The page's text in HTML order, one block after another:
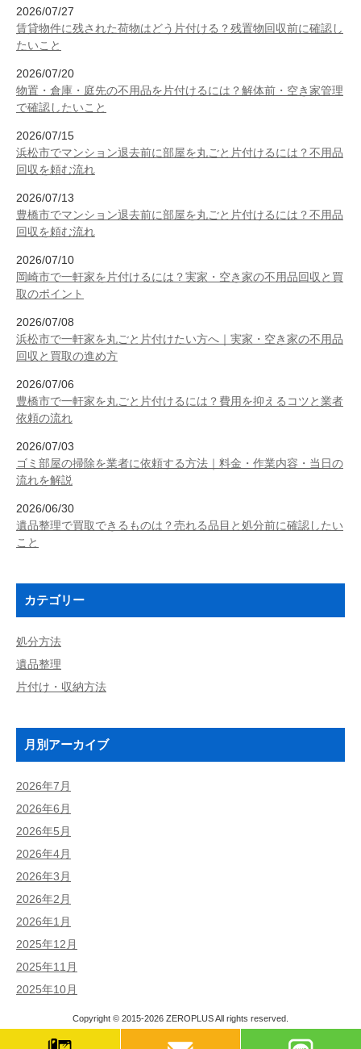
2026/07/27
賃貸物件に残された荷物はどう片付ける？残置物回収前に確認し
たいこと
2026/07/20
物置・倉庫・庭先の不用品を片付けるには？解体前・空き家管理
で確認したいこと
2026/07/15
浜松市でマンション退去前に部屋を丸ごと片付けるには？不用品
回収を頼む流れ
2026/07/13
豊橋市でマンション退去前に部屋を丸ごと片付けるには？不用品
回収を頼む流れ
2026/07/10
岡崎市で一軒家を片付けるには？実家・空き家の不用品回収と買
取のポイント
2026/07/08
浜松市で一軒家を丸ごと片付けたい方へ｜実家・空き家の不用品
回収と買取の進め方
2026/07/06
豊橋市で一軒家を丸ごと片付けるには？費用を抑えるコツと業者
依頼の流れ
2026/07/03
ゴミ部屋の掃除を業者に依頼する方法｜料金・作業内容・当日の
流れを解説
2026/06/30
遺品整理で買取できるものは？売れる品目と処分前に確認したい
こと
カテゴリー
処分方法
遺品整理
片付け・収納方法
月別アーカイブ
2026年7月
2026年6月
2026年5月
2026年4月
2026年3月
2026年2月
2026年1月
2025年12月
2025年11月
2025年10月
Copyright © 2015-2026 ZEROPLUSAll rights reserved.